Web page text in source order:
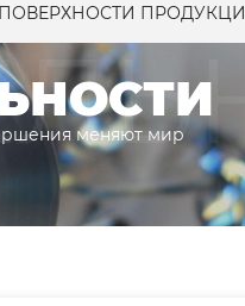
меняют мир